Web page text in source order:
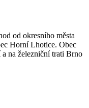
od okresního města
Horní Lhotice. Obec
na železniční trati Brno